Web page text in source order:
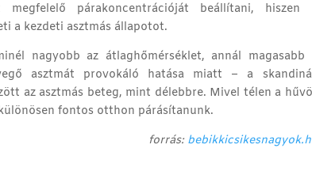
párakoncentrációját beállítani, hiszen
a kezdeti asztmás állapotot.
nagyobb az átlaghőmérséklet, annál magasabb
asztmát provokáló hatása miatt – a
az asztmás beteg, mint délebbre. Mivel télen a
fontos otthon párásítanunk.
forrás: